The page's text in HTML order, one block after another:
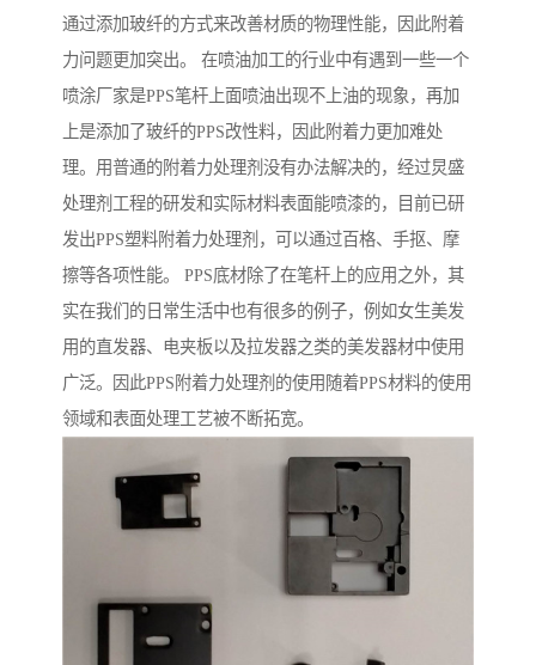
通过添加玻纤的方式来改善材质的物理性能，因此附着
力问题更加突出。 在喷油加工的行业中有遇到一些一个
喷涂厂家是PPS笔杆上面喷油出现不上油的现象，再加
上是添加了玻纤的PPS改性料，因此附着力更加难处
理。用普通的附着力处理剂没有办法解决的，经过炅盛
处理剂工程的研发和实际材料表面能喷漆的，目前已研
发出PPS塑料附着力处理剂，可以通过百格、手抠、摩
擦等各项性能。 PPS底材除了在笔杆上的应用之外，其
实在我们的日常生活中也有很多的例子，例如女生美发
用的直发器、电夹板以及拉发器之类的美发器材中使用
广泛。因此PPS附着力处理剂的使用随着PPS材料的使用
领域和表面处理工艺被不断拓宽。